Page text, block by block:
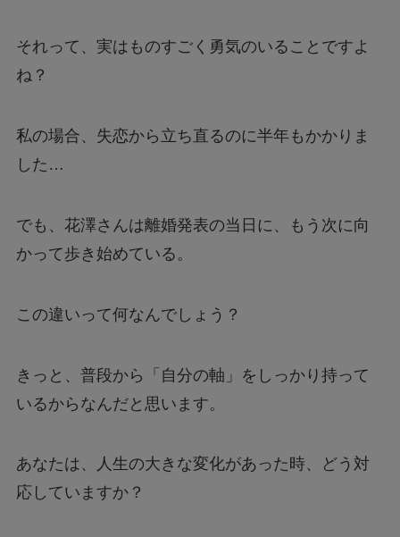
それって、実はものすごく勇気のいることですよ
ね？
私の場合、失恋から立ち直るのに半年もかかりま
した…
でも、花澤さんは離婚発表の当日に、もう次に向
かって歩き始めている。
この違いって何なんでしょう？
きっと、普段から「自分の軸」をしっかり持って
いるからなんだと思います。
あなたは、人生の大きな変化があった時、どう対
応していますか？